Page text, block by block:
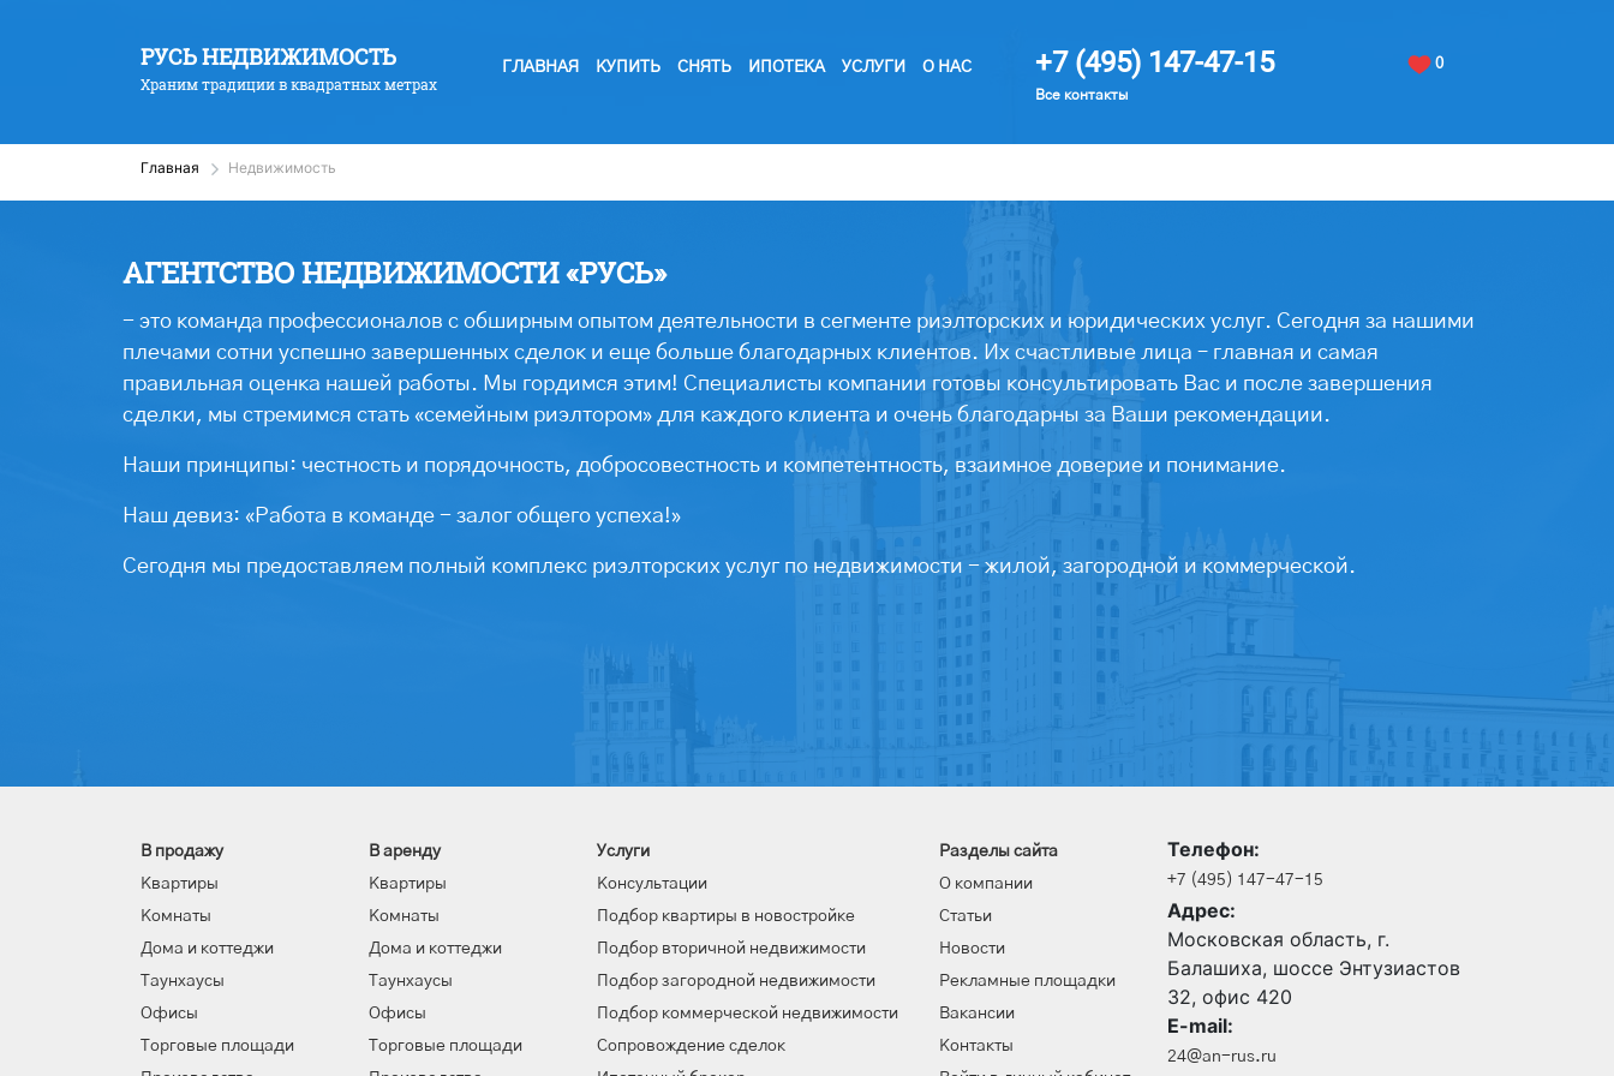
РУСЬ НЕДВИЖИМОСТЬ
Храним традиции в квадратных метрах
ГЛАВНАЯ КУПИТЬ СНЯТЬ ИПОТЕКА УСЛУГИ О НАС +7 (495) 147-47-15
Все контакты
0
Главная Недвижимость
АГЕНТСТВО НЕДВИЖИМОСТИ «РУСЬ»
- это команда профессионалов с обширным опытом деятельности в сегменте риэлторских и юридических услуг. Сегодня за нашими
плечами сотни успешно завершенных сделок и еще больше благодарных клиентов. Их счастливые лица – главная и самая
правильная оценка нашей работы. Мы гордимся этим! Специалисты компании готовы консультировать Вас и после завершения
сделки, мы стремимся стать «семейным риэлтором» для каждого клиента и очень благодарны за Ваши рекомендации.
Наши принципы: честность и порядочность, добросовестность и компетентность, взаимное доверие и понимание.
Наш девиз: «Работа в команде - залог общего успеха!»
Сегодня мы предоставляем полный комплекс риэлторских услуг по недвижимости - жилой, загородной и коммерческой.
В продажу
Квартиры
Комнаты
Дома и коттеджи
Таунхаусы
Офисы
Торговые площади
В аренду
Квартиры
Комнаты
Дома и коттеджи
Таунхаусы
Офисы
Торговые площади
Услуги
Консультации
Подбор квартиры в новостройке
Подбор вторичной недвижимости
Подбор загородной недвижимости
Подбор коммерческой недвижимости
Сопровождение сделок
Разделы сайта
О компании
Статьи
Новости
Рекламные площадки
Вакансии
Контакты
Телефон:
+7 (495) 147-47-15
Адрес:
Московская область, г.
Балашиха, шоссе Энтузиастов
32, офис 420
E-mail:
24@an-rus.ru